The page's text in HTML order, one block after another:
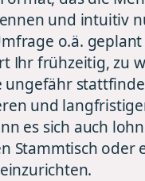
und intuitiv
o.ä. geplant
Ihr frühzeitig, zu
ungefähr
und
es sich auch
Stammtisch oder